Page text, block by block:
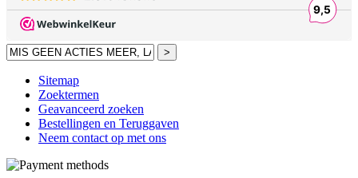
>
Sitemap
Zoektermen
Geavanceerd zoeken
Bestellingen en Teruggaven
Neem contact op met ons